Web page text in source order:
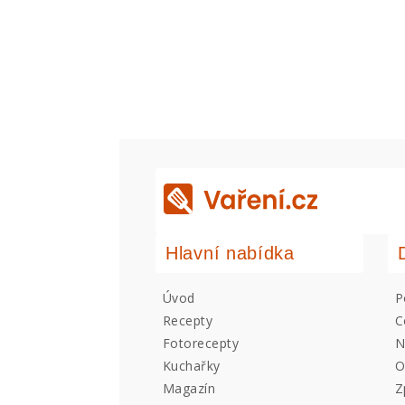
Hlavní nabídka
Úvod
Recepty
Fotorecepty
Kuchařky
Magazín